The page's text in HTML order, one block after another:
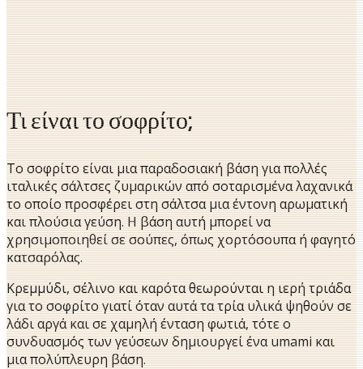
Τι είναι το σοφρίτο;
Το σοφρίτο είναι μια παραδοσιακή βάση για πολλές
ιταλικές σάλτσες ζυμαρικών από σοταρισμένα λαχανικά
το οποίο προσφέρει στη σάλτσα μια έντονη αρωματική
και πλούσια γεύση. Η βάση αυτή μπορεί να
χρησιμοποιηθεί σε σούπες, όπως χορτόσουπα ή φαγητό
κατσαρόλας.
Κρεμμύδι, σέλινο και καρότα θεωρούνται η ιερή τριάδα
για το σοφρίτο γιατί όταν αυτά τα τρία υλικά ψηθούν σε
λάδι αργά και σε χαμηλή ένταση φωτιά, τότε ο
συνδυασμός των γεύσεων δημιουργεί ένα umami και
μια πολύπλευρη βάση.